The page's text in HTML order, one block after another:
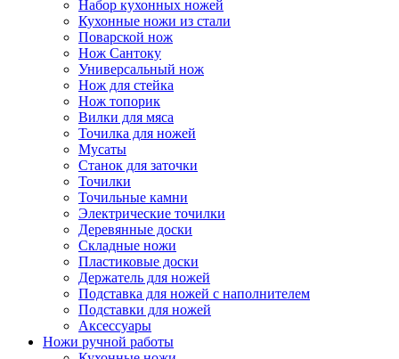
Набор кухонных ножей
Кухонные ножи из стали
Поварской нож
Нож Сантоку
Универсальный нож
Нож для стейка
Нож топорик
Вилки для мяса
Точилка для ножей
Мусаты
Станок для заточки
Точилки
Точильные камни
Электрические точилки
Деревянные доски
Складные ножи
Пластиковые доски
Держатель для ножей
Подставка для ножей с наполнителем
Подставки для ножей
Аксессуары
Ножи ручной работы